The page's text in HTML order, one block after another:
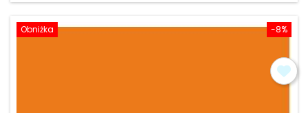
-8%
Obniżka